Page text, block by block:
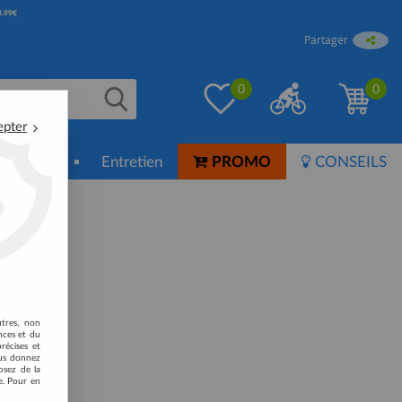
Partager
0 0
Entretien PROMO CONSEILS
non
et du
et
donnez
de la
Pour en